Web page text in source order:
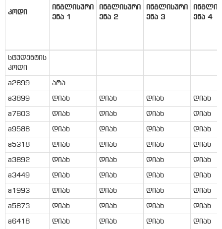
კოდი
ინგლისური
ენა 1
ინგლისური
ენა 2
ინგლისური
ენა 3
ენა 4
სტუდენტის
კოდი
a2899 არა
a3899 დიახ დიახ დიახ დიახ
a7603 დიახ დიახ დიახ დიახ
a9588 დიახ დიახ დიახ დიახ
a5318 დიახ დიახ დიახ დიახ
a3892 დიახ დიახ დიახ დიახ
a3449 დიახ დიახ დიახ დიახ
a1993 დიახ დიახ დიახ დიახ
a5673 დიახ დიახ დიახ დიახ
a6418 დიახ დიახ დიახ დიახ